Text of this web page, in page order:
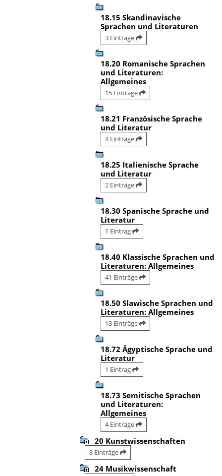
18.15 Skandinavische
Sprachen und Literaturen
3 Einträge
18.20 Romanische Sprachen
und Literaturen:
Allgemeines
15 Einträge
18.21 Französische Sprache
und Literatur
4 Einträge
18.25 Italienische Sprache
und Literatur
2 Einträge
18.30 Spanische Sprache und
Literatur
1 Eintrag
18.40 Klassische Sprachen und
Literaturen: Allgemeines
41 Einträge
18.50 Slawische Sprachen und
Literaturen: Allgemeines
13 Einträge
18.72 Ägyptische Sprache und
Literatur
1 Eintrag
18.73 Semitische Sprachen
und Literaturen:
Allgemeines
4 Einträge
20 Kunstwissenschaften
8 Einträge
24 Musikwissenschaft